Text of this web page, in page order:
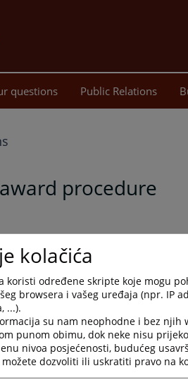
main
content
questions Public Relations
procedure
kolačića
koristi određene skripte koje mogu
browsera i vašeg uređaja (npr. IP
...).
su nam neophodne i bez njih
punom obimu, dok neke nisu
nivoa posjećenosti, budućeg
možete dozvoliti ili uskratiti pravo na